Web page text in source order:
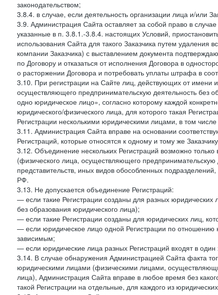
законодательством;
3.8.4. в случае, если деятельность организации лица и/или
3.9. Администрация Сайта оставляет за собой право в
указанные в п. 3.8.1.-3.8.4. настоящих Условий,
использования Сайта для такого Заказчика путем
компании Заказчика) с выставлением документа
по Договору и отказаться от исполнения Договора в
о расторжении Договора и потребовать уплаты штрафа в
3.10. При регистрации на Сайте лиц, действующих от имени
осуществляющего предпринимательскую деятельность без
одно юридическое лицо», согласно которому каждой
юридического/физического лица, для которого такая
Регистрации несколькими юридическими лицами, в том
3.11. Администрация Сайта вправе на основании
Регистраций, которые относятся к одному и тому же
3.12. Объединение нескольких Регистраций возможно
(физического лица, осуществляющего
представительств, иных видов обособленных
РФ.
3.13. Не допускается объединение Регистраций:
— если такие Регистрации созданы для разных
без образования юридического лица);
— если такие Регистрации созданы для юридических лиц,
— если юридическое лицо одной Регистрации по отношению
зависимым;
— если юридические лица разных Регистраций входят в
3.14. В случае обнаружения Администрацией Сайта факта
юридическими лицами (физическими лицами,
лица), Администрация Сайта вправе в любое время без
такой Регистрации на отдельные, для каждого из